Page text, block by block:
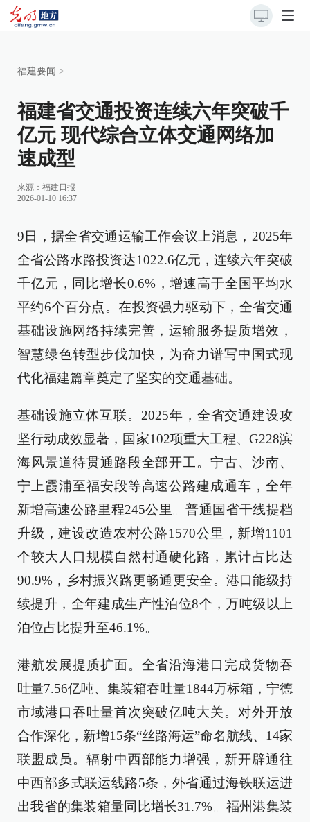
福建要闻 >
福建省交通投资连续六年突破千
亿元 现代综合立体交通网络加
速成型
来源： 福建日报
2026-01-10 16:37
9日，据全省交通运输工作会议上消息，2025年
全省公路水路投资达1022.6亿元，连续六年突破
千亿元，同比增长0.6%，增速高于全国平均水
平约6个百分点。在投资强力驱动下，全省交通
基础设施网络持续完善，运输服务提质增效，
智慧绿色转型步伐加快，为奋力谱写中国式现
代化福建篇章奠定了坚实的交通基础。
基础设施立体互联。2025年，全省交通建设攻
坚行动成效显著，国家102项重大工程、G228滨
海风景道待贯通路段全部开工。宁古、沙南、
宁上霞浦至福安段等高速公路建成通车，全年
新增高速公路里程245公里。普通国省干线提档
升级，建设改造农村公路1570公里，新增1101
个较大人口规模自然村通硬化路，累计占比达
90.9%，乡村振兴路更畅通更安全。港口能级持
续提升，全年建成生产性泊位8个，万吨级以上
泊位占比提升至46.1%。
港航发展提质扩面。全省沿海港口完成货物吞
吐量7.56亿吨、集装箱吞吐量1844万标箱，宁德
市域港口吞吐量首次突破亿吨大关。对外开放
合作深化，新增15条“丝路海运”命名航线、14家
联盟成员。辐射中西部能力增强，新开辟通往
中西部多式联运线路5条，外省通过海铁联运进
出我省的集装箱量同比增长31.7%。福州港集装